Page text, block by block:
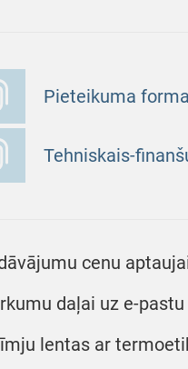
Pieteikuma forma
Tehniskais-
cenu
daļai uz e-
lentas ar